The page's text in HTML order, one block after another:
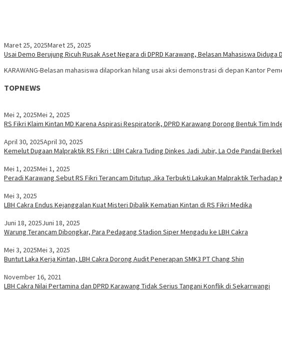
Maret 25, 2025Maret 25, 2025
Usai Demo Berujung Ricuh Rusak Aset Negara di DPRD Karawang, Belasan Mahasiswa Diduga
KARAWANG-Belasan mahasiswa dilaporkan hilang usai aksi demonstrasi di depan Kantor
TOPNEWS
Mei 2, 2025Mei 2, 2025
RS Fikri Klaim Kintan MD Karena Aspirasi Respiratorik, DPRD Karawang Dorong Bentuk Tim
April 30, 2025April 30, 2025
Kemelut Dugaan Malpraktik RS Fikri : LBH Cakra Tuding Dinkes Jadi Jubir, La Ode Pandai
Mei 1, 2025Mei 1, 2025
Peradi Karawang Sebut RS Fikri Terancam Ditutup Jika Terbukti Lakukan Malpraktik Terhadap
Mei 3, 2025
LBH Cakra Endus Kejanggalan Kuat Misteri Dibalik Kematian Kintan di RS Fikri Medika
Juni 18, 2025Juni 18, 2025
Warung Terancam Dibongkar, Para Pedagang Stadion Siper Mengadu ke LBH Cakra
Mei 3, 2025Mei 3, 2025
Buntut Laka Kerja Kintan, LBH Cakra Dorong Audit Penerapan SMK3 PT Chang Shin
November 16, 2021
LBH Cakra Nilai Pertamina dan DPRD Karawang Tidak Serius Tangani Konflik di Sekarrwangi